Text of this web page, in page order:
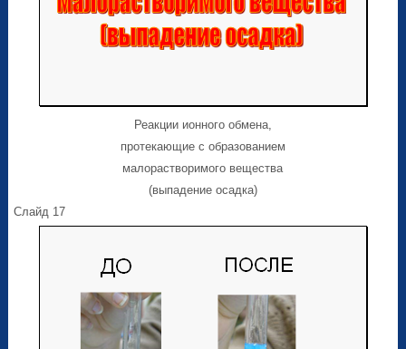
Реакции ионного обмена,
протекающие c образованием
малорастворимого вещества
(выпадение осадка)
Слайд 17